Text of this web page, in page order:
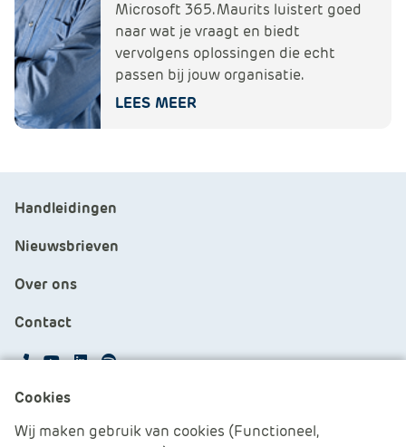
Microsoft 365. Maurits luistert goed
naar wat je vraagt en biedt
vervolgens oplossingen die echt
passen bij jouw organisatie.
LEES MEER
Handleidingen
Nieuwsbrieven
Over ons
Contact
Cookies beheren
Cookies
Wij maken gebruik van cookies (Functioneel,